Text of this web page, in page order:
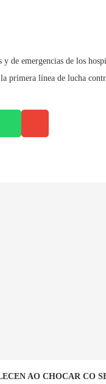
y de emergencias de los
primera línea de lucha
AO CHOCAR CO